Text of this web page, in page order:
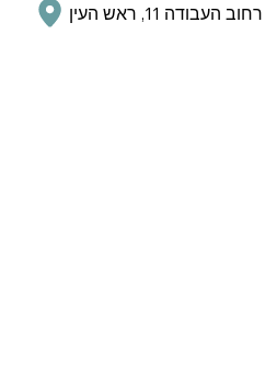
רחוב העבודה 11, ראש העין